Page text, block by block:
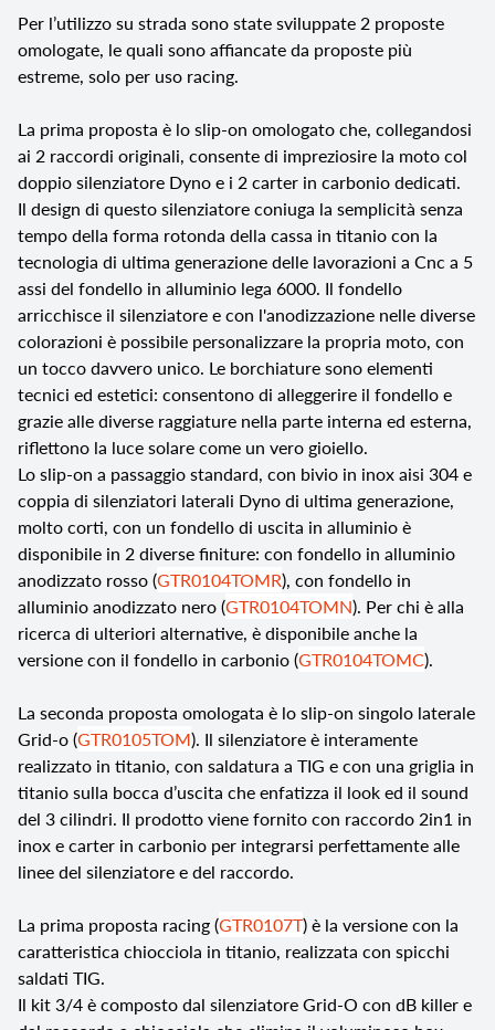
Per l’utilizzo su strada sono state sviluppate 2 proposte
omologate, le quali sono affiancate da proposte più
estreme, solo per uso racing.
La prima proposta è lo slip-on omologato che, collegandosi
ai 2 raccordi originali, consente di impreziosire la moto col
doppio silenziatore Dyno e i 2 carter in carbonio dedicati.
Il design di questo silenziatore coniuga la semplicità senza
tempo della forma rotonda della cassa in titanio con la
tecnologia di ultima generazione delle lavorazioni a Cnc a 5
assi del fondello in alluminio lega 6000. Il fondello
arricchisce il silenziatore e con l'anodizzazione nelle diverse
colorazioni è possibile personalizzare la propria moto, con
un tocco davvero unico. Le borchiature sono elementi
tecnici ed estetici: consentono di alleggerire il fondello e
grazie alle diverse raggiature nella parte interna ed esterna,
riflettono la luce solare come un vero gioiello.
Lo slip-on a passaggio standard, con bivio in inox aisi 304 e
coppia di silenziatori laterali Dyno di ultima generazione,
molto corti, con un fondello di uscita in alluminio è
disponibile in 2 diverse finiture: con fondello in alluminio
anodizzato rosso (GTR0104TOMR), con fondello in
alluminio anodizzato nero (GTR0104TOMN). Per chi è alla
ricerca di ulteriori alternative, è disponibile anche la
versione con il fondello in carbonio (GTR0104TOMC).
La seconda proposta omologata è lo slip-on singolo laterale
Grid-o (GTR0105TOM). Il silenziatore è interamente
realizzato in titanio, con saldatura a TIG e con una griglia in
titanio sulla bocca d’uscita che enfatizza il look ed il sound
del 3 cilindri. Il prodotto viene fornito con raccordo 2in1 in
inox e carter in carbonio per integrarsi perfettamente alle
linee del silenziatore e del raccordo.
La prima proposta racing (GTR0107T) è la versione con la
caratteristica chiocciola in titanio, realizzata con spicchi
saldati TIG.
Il kit 3/4 è composto dal silenziatore Grid-O con dB killer e